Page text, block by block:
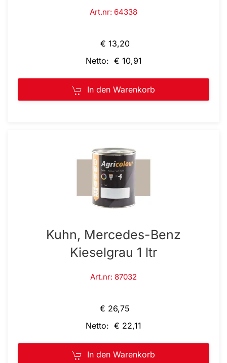
Art.nr: 64338
€ 13,20
Netto: € 10,91
In den Warenkorb
Kuhn, Mercedes-Benz
Kieselgrau 1 ltr
Art.nr: 87032
€ 26,75
Netto: € 22,11
In den Warenkorb